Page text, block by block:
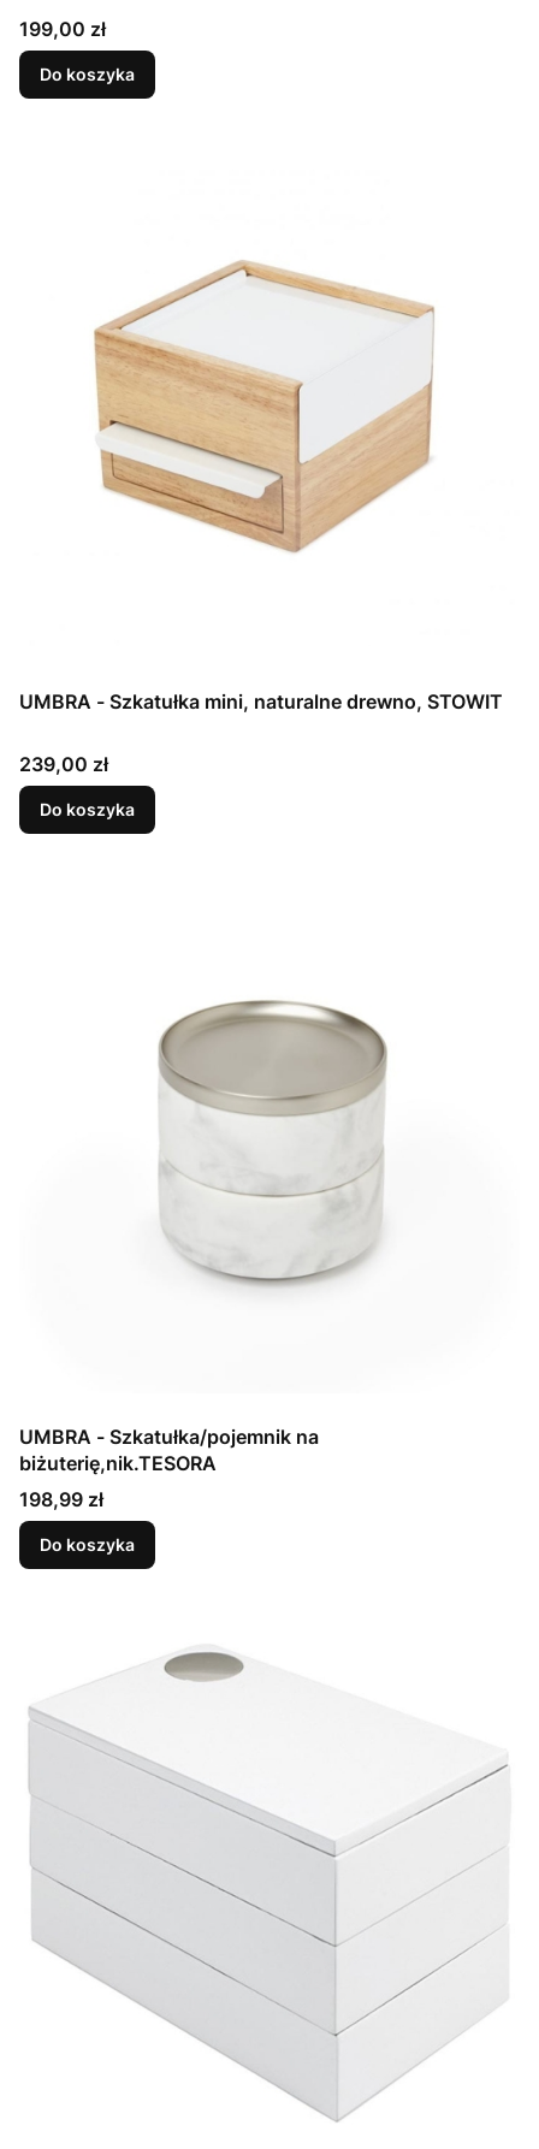
Cena
199,00 zł
Do koszyka
UMBRA - Szkatułka mini, naturalne drewno, STOWIT
Cena
239,00 zł
Do koszyka
UMBRA - Szkatułka/pojemnik na
biżuterię,nik.TESORA
Cena
198,99 zł
Do koszyka